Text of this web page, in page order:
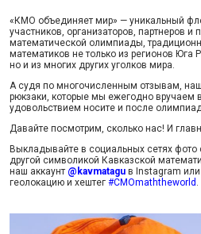
«КМО объединяет мир» — уникальный
участников, организаторов, партнеров и
математической олимпиады,
математиков не только из регионов Юга
но и из многих других уголков мира.
А судя по многочисленным отзывам,
рюкзаки, которые мы ежегодно вручаем
удовольствием носите и после
Давайте посмотрим, сколько нас! И
Выкладывайте в социальных сетях фото
другой символикой Кавказской
наш аккаунт @kavmatagu в Instagram или
геолокацию и хештег #CMOmaththeworld .